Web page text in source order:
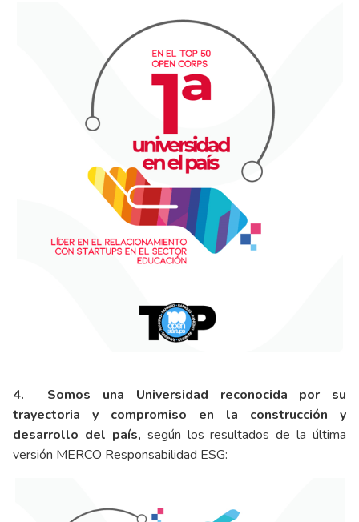
4. Somos una Universidad reconocida por su
trayectoria y compromiso en la construcción y
desarrollo del país, según los resultados de la última
versión MERCO Responsabilidad ESG: